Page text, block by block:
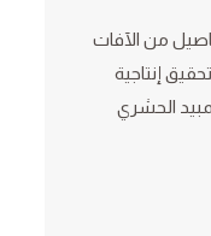
من الآفات
إنتاجية
الحشري